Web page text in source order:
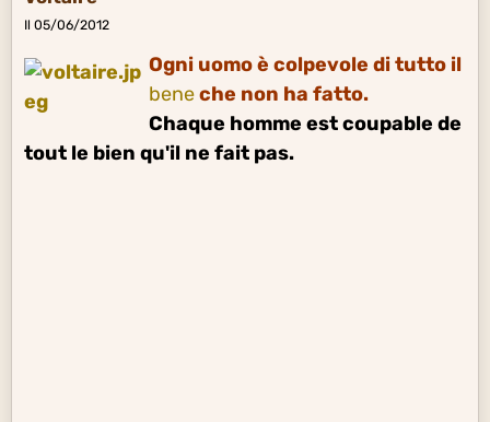
Il 05/06/2012
Ogni uomo è colpevole di tutto il
beneche non ha fatto.
Chaque homme est coupable de
tout le bien qu'il ne fait pas.